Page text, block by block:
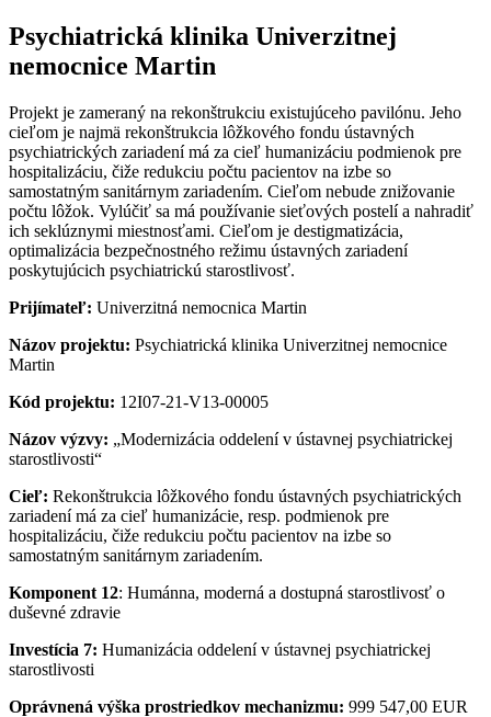
Psychiatrická klinika Univerzitnej
nemocnice Martin
Projekt je zameraný na rekonštrukciu existujúceho pavilónu. Jeho
cieľom je najmä rekonštrukcia lôžkového fondu ústavných
psychiatrických zariadení má za cieľ humanizáciu podmienok pre
hospitalizáciu, čiže redukciu počtu pacientov na izbe so
samostatným sanitárnym zariadením. Cieľom nebude znižovanie
počtu lôžok. Vylúčiť sa má používanie sieťových postelí a nahradiť
ich seklúznymi miestnosťami. Cieľom je destigmatizácia,
optimalizácia bezpečnostného režimu ústavných zariadení
poskytujúcich psychiatrickú starostlivosť.
Prijímateľ: Univerzitná nemocnica Martin
Názov projektu: Psychiatrická klinika Univerzitnej nemocnice
Martin
Kód projektu: 12I07-21-V13-00005
Názov výzvy: „Modernizácia oddelení v ústavnej psychiatrickej
starostlivosti“
Cieľ: Rekonštrukcia lôžkového fondu ústavných psychiatrických
zariadení má za cieľ humanizácie, resp. podmienok pre
hospitalizáciu, čiže redukciu počtu pacientov na izbe so
samostatným sanitárnym zariadením.
Komponent 12: Humánna, moderná a dostupná starostlivosť o
duševné zdravie
Investícia 7: Humanizácia oddelení v ústavnej psychiatrickej
starostlivosti
Oprávnená výška prostriedkov mechanizmu: 999 547,00 EUR